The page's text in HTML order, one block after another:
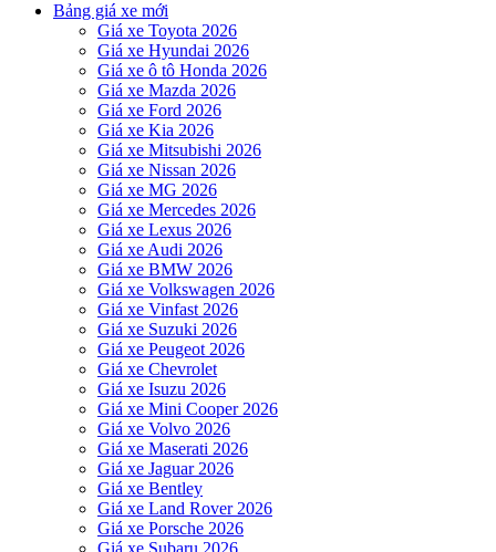
Bảng giá xe mới
Giá xe Toyota 2026
Giá xe Hyundai 2026
Giá xe ô tô Honda 2026
Giá xe Mazda 2026
Giá xe Ford 2026
Giá xe Kia 2026
Giá xe Mitsubishi 2026
Giá xe Nissan 2026
Giá xe MG 2026
Giá xe Mercedes 2026
Giá xe Lexus 2026
Giá xe Audi 2026
Giá xe BMW 2026
Giá xe Volkswagen 2026
Giá xe Vinfast 2026
Giá xe Suzuki 2026
Giá xe Peugeot 2026
Giá xe Chevrolet
Giá xe Isuzu 2026
Giá xe Mini Cooper 2026
Giá xe Volvo 2026
Giá xe Maserati 2026
Giá xe Jaguar 2026
Giá xe Bentley
Giá xe Land Rover 2026
Giá xe Porsche 2026
Giá xe Subaru 2026